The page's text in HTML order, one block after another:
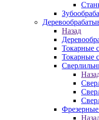
Назад
Токарные
Токарные